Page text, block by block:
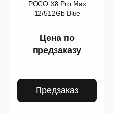
POCO X8 Pro Max
12/512Gb Blue
Цена по
предзаказу
Предзаказ